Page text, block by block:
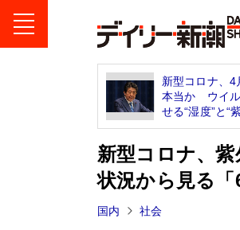
新型コロナ、4
本当か ウイル
せる“湿度”と“
新型コロナ、
状況から見る「
国内 社会